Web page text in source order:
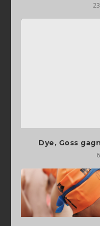
Dye, Goss